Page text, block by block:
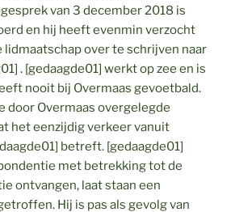
van 3 december 2018 is
en hij heeft evenmin verzocht
over te schrijven naar
. [gedaagde01] werkt op zee en is
nooit bij Overmaas gevoetbald.
door Overmaas overgelegde
het eenzijdig verkeer vanuit
betreft. [gedaagde01]
met betrekking tot de
ontvangen, laat staan een
Hij is pas als gevolg van